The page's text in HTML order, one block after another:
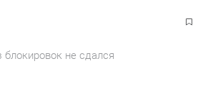
блокировок не сдался